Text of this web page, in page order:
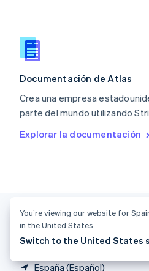
Documentación de Atlas
Crea una empresa
parte del mundo utilizando
Explorar la documentación
España (Español)
Português
RAE de Hong Kong, China
Reino Unido
República Checa
English
English
DeutschFrançaisItalianoEnglish
Tailandia
ไทย English
You’re viewing our website for
in the United States.
Switch to the United States